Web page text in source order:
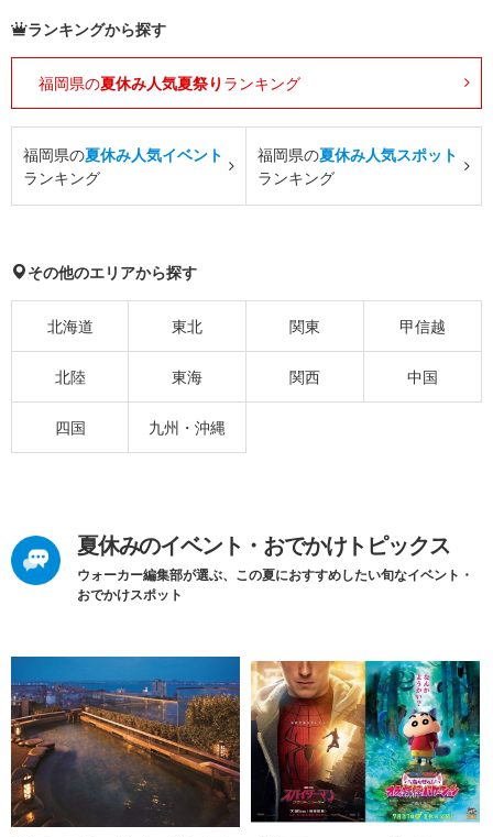
ランキングから探す
福岡県の夏休み人気夏祭り ランキング
福岡県の夏休み人気イベント
ランキング
福岡県の夏休み人気スポット
ランキング
その他のエリアから探す
北海道 東北 関東 甲信越
北陸 東海 関西 中国
四国 九州・沖縄
夏休みのイベント・おでかけトピックス
ウォーカー編集部が選ぶ、この夏におすすめしたい旬なイベント・
おでかけスポット